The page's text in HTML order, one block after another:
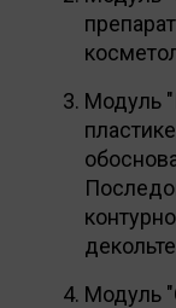
Модуль
Модуль